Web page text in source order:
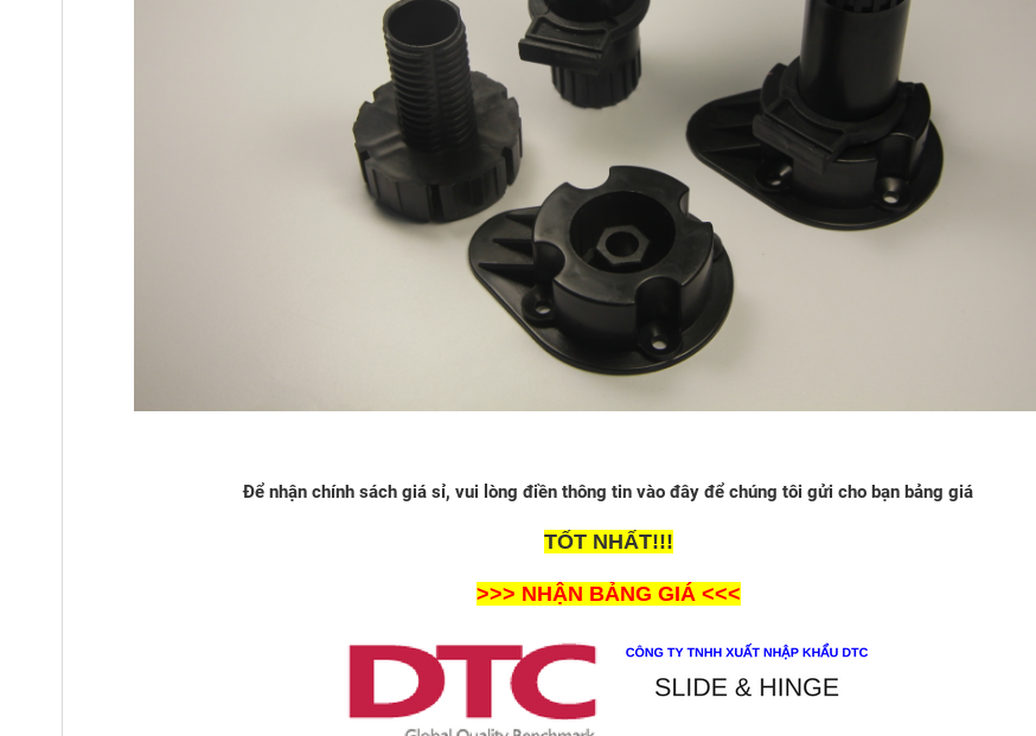
Để nhận chính sách giá sỉ, vui lòng điền thông tin vào đây để chúng tôi gửi cho bạn bảng giá
TỐT NHẤT!!!
>>> NHẬN BẢNG GIÁ <<<